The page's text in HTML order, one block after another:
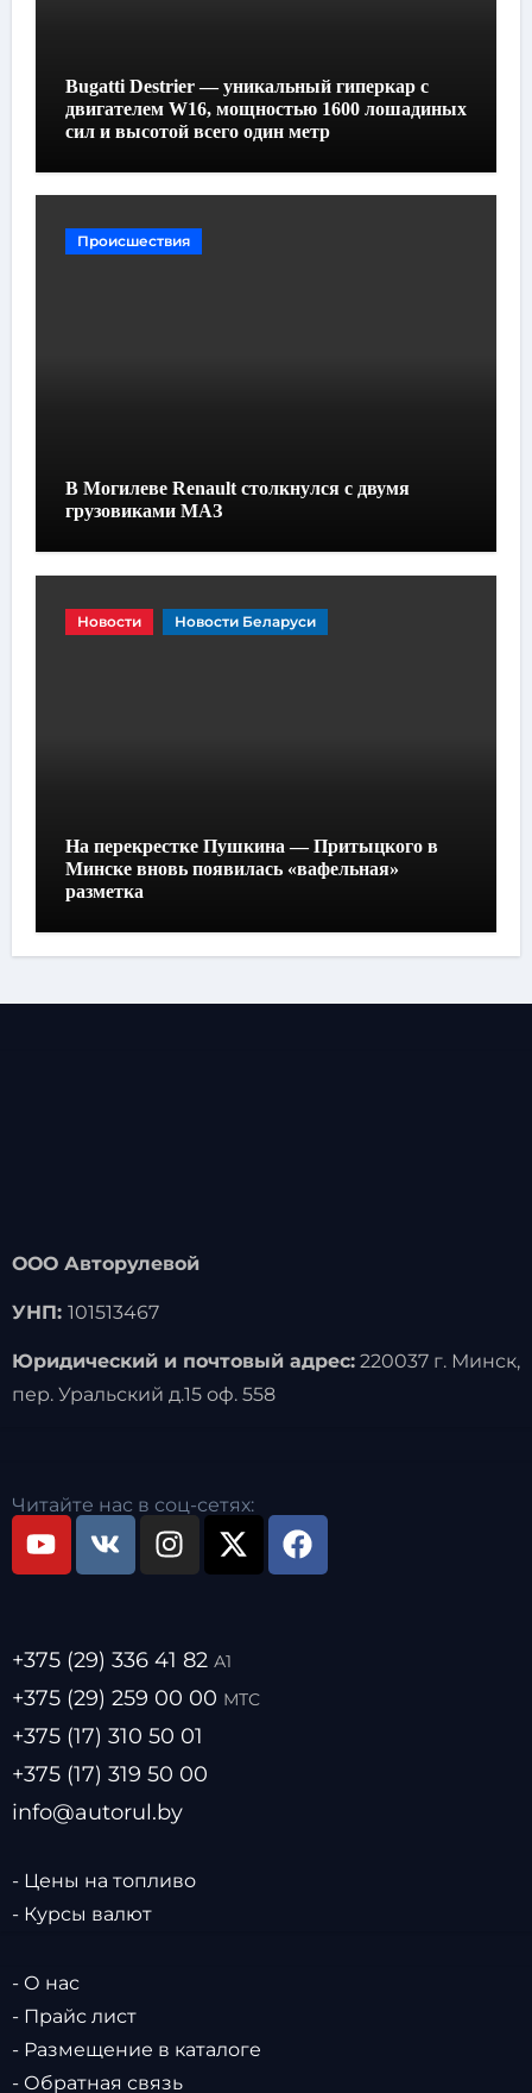
Bugatti Destrier — уникальный гиперкар с
двигателем W16, мощностью 1600 лошадиных
сил и высотой всего один метр
Происшествия
В Могилеве Renault столкнулся с двумя
грузовиками МАЗ
Новости Новости Беларуси
На перекрестке Пушкина — Притыцкого в
Минске вновь появилась «вафельная»
разметка
ООО Авторулевой
УНП: 101513467
Юридический и почтовый адрес:220037 г. Минск,
пер. Уральский д.15 оф. 558
Читайте нас в соц-сетях:
+375 (29) 336 41 82 А1
+375 (29) 259 00 00 МТС
+375 (17) 310 50 01
+375 (17) 319 50 00
info@autorul.by
- Цены на топливо
- Курсы валют
- О нас
- Прайс лист
- Размещение в каталоге
- Обратная связь